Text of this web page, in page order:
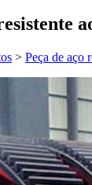
> Peça de aço